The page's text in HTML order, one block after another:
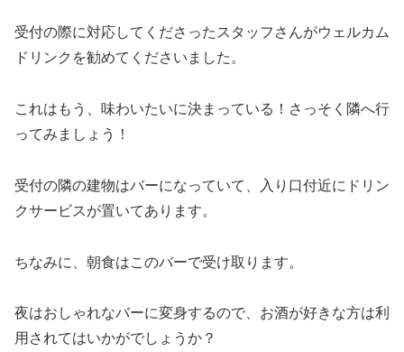
受付の際に対応してくださったスタッフさんがウェルカム
ドリンクを勧めてくださいました。
これはもう、味わいたいに決まっている！さっそく隣へ行
ってみましょう！
受付の隣の建物はバーになっていて、入り口付近にドリン
クサービスが置いてあります。
ちなみに、朝食はこのバーで受け取ります。
夜はおしゃれなバーに変身するので、お酒が好きな方は利
用されてはいかがでしょうか？